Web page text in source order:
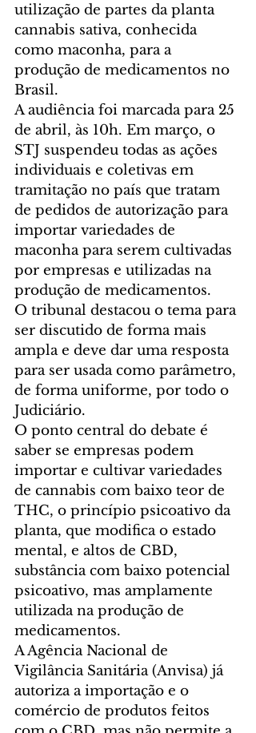
utilização de partes da planta
cannabis sativa, conhecida
como maconha, para a
produção de medicamentos no
Brasil.
A audiência foi marcada para 25
de abril, às 10h. Em março, o
STJ suspendeu todas as ações
individuais e coletivas em
tramitação no país que tratam
de pedidos de autorização para
importar variedades de
maconha para serem cultivadas
por empresas e utilizadas na
produção de medicamentos.
O tribunal destacou o tema para
ser discutido de forma mais
ampla e deve dar uma resposta
para ser usada como parâmetro,
de forma uniforme, por todo o
Judiciário.
O ponto central do debate é
saber se empresas podem
importar e cultivar variedades
de cannabis com baixo teor de
THC, o princípio psicoativo da
planta, que modifica o estado
mental, e altos de CBD,
substância com baixo potencial
psicoativo, mas amplamente
utilizada na produção de
medicamentos.
A Agência Nacional de
Vigilância Sanitária (Anvisa) já
autoriza a importação e o
comércio de produtos feitos